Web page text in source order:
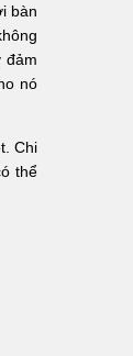
bàn
đảm
nó
Chi
thể